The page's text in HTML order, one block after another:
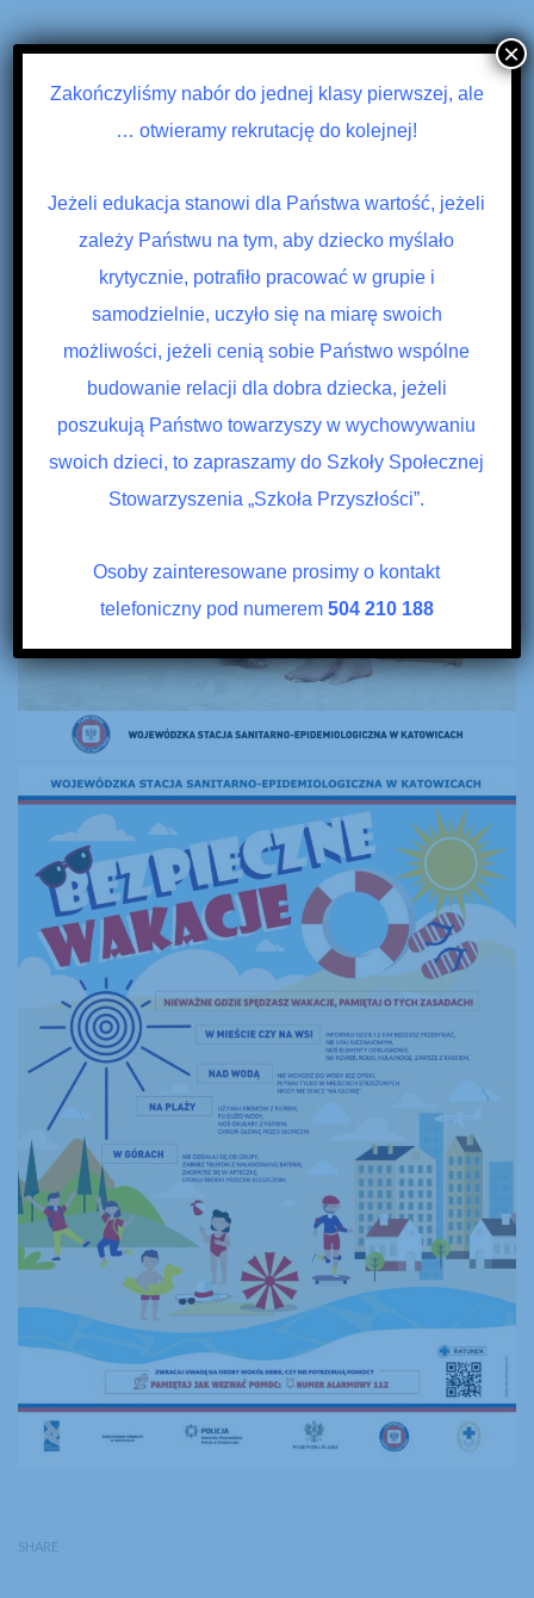
SHARE
Zakończyliśmy nabór do jednej klasy pierwszej, ale
… otwieramy rekrutację do kolejnej!
Jeżeli edukacja stanowi dla Państwa wartość, jeżeli
zależy Państwu na tym, aby dziecko myślało
krytycznie, potrafiło pracować w grupie i
samodzielnie, uczyło się na miarę swoich
możliwości, jeżeli cenią sobie Państwo wspólne
budowanie relacji dla dobra dziecka, jeżeli
poszukują Państwo towarzyszy w wychowywaniu
swoich dzieci, to zapraszamy do Szkoły Społecznej
Stowarzyszenia „Szkoła Przyszłości”.
Osoby zainteresowane prosimy o kontakt
telefoniczny pod numerem 504 210 188
×